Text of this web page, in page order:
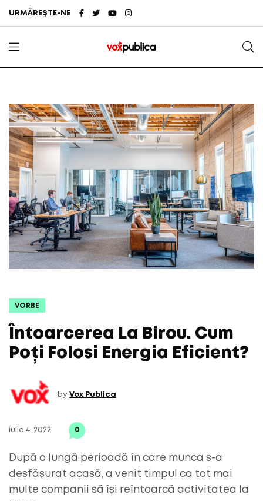
URMĂREȘTE-NE
VORBE
Întoarcerea La Birou. Cum
Poți Folosi Energia Eficient?
by Vox Publica
iulie 4, 2022 0
După o lungă perioadă în care munca s-a
desfășurat acasă, a venit timpul ca tot mai
multe companii să își reîntoarcă activitatea la